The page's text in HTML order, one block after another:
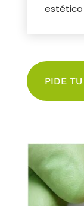
PIDE